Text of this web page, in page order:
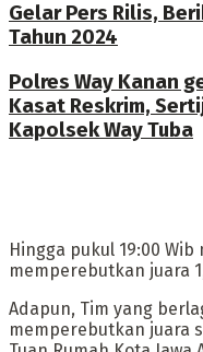
Gelar Pers Rilis,
Tahun 2024
Polres Way Kanan
Kasat Reskrim,
Kapolsek Way Tuba
Hingga pukul 19:00
memperebutkan juara
Adapun, Tim yang
memperebutkan juara